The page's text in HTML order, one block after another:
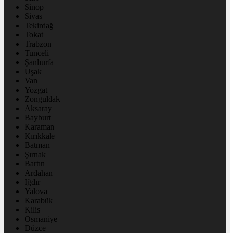
Sinop
Sivas
Tekirdağ
Tokat
Trabzon
Tunceli
Şanlıurfa
Uşak
Van
Yozgat
Zonguldak
Aksaray
Bayburt
Karaman
Kırıkkale
Batman
Şırnak
Bartın
Ardahan
Iğdır
Yalova
Karabük
Kilis
Osmaniye
Düzce